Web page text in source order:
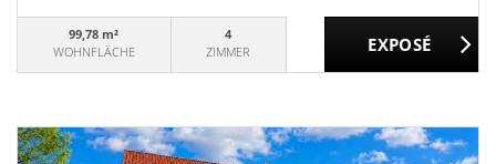
99,78 m²
WOHNFLÄCHE
4
ZIMMER